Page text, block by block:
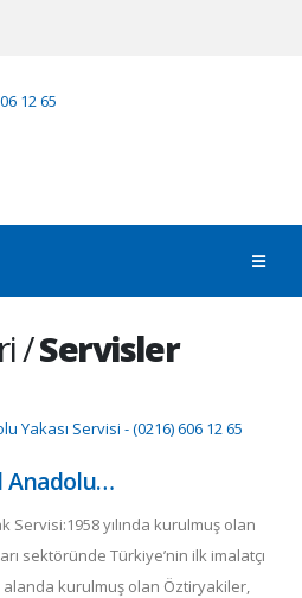
/Servisler
Anadolu…
yılında kurulmuş olan
sektöründe Türkiye’nin ilk imalatçı
kurulmuş olan Öztiryakiler,